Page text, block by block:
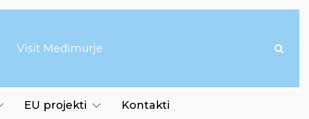
Visit Međimurje
EU projekti Kontakti